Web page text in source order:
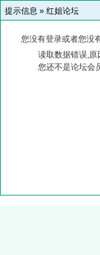
提示信息 » 红姐论坛
您没有登录或者您没
读取数据错误,
您还不是论坛会